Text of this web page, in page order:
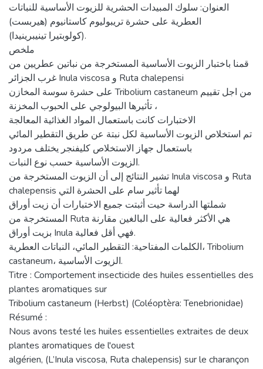
العنوان: سلوك المبيدات الحشرية للزيوت الأساسية للنباتات
العطرية على حشرة تريبوليوم كاستانيوم (هيربست)
(كولوبتيرا تينيبرينيدا).
ملخص
قمنا باختبار الزيوت الأساسية المستخرجة من نباتين عطريين من
غرب الجزائر Inula viscosa و Ruta chalepensi
على حشرة سوسة المخازن Tribolium castaneum من اجل تقييم
تأثيرها البيولوجي على الحبوب المخزنة ،
الاختبارات كانت باستعمال المواد الغذائية المعالجة
تم استخلاص الزيوت الأساسية لكل نبتة عن طريق التقطير المائي
باستعمال جهاز الاستخلاص كليفنجر يختلف مردود
الزيوت الأساسية حسب نوع النبات.
تشير النتائج إلى أن الزيوت المستخرجة من Inula viscosa و Ruta
chalepensis لهما تأثير سام على الحشرة التي
شملتها الدراسة حيت أثبتت جميع الاختبارات أن زيت أوراق
المستخرجة من Ruta هي الأكثر فعالية على البالغين مقارنة
بزيت أوراق Inula فهي أقل فعالية.
الكلمات المفتاحية: التقطير المائي، النباتات العطرية، Tribolium
castaneum، الزيوت الأساسية.
Titre : Comportement insecticide des huiles essentielles des
plantes aromatiques sur
Tribolium castaneum (Herbst) (Coléoptèra: Tenebrionidae)
Résumé :
Nous avons testé les huiles essentielles extraites de deux
plantes aromatiques de l'ouest
algérien, (L’Inula viscosa, Ruta chalepensis) sur le charançon